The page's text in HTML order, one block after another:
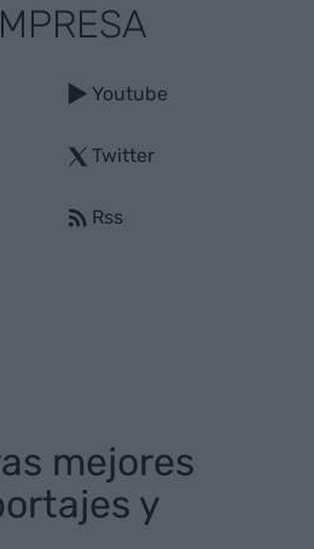
Youtube
Twitter
Rss
mejores
y